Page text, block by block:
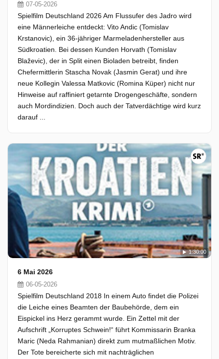
07-05-2026
Spielfilm Deutschland 2026 Am Flussufer des Jadro wird
eine Männerleiche entdeckt: Vito Andic (Tomislav
Krstanovic), ein 36-jähriger Marmeladenhersteller aus
Südkroatien. Bei dessen Kunden Horvath (Tomislav
Blaževic), der in Split einen Bioladen betreibt, finden
Chefermittlerin Stascha Novak (Jasmin Gerat) und ihre
neue Kollegin Valessa Matkovic (Romina Küper) nicht nur
Hinweise auf raffiniert getarnte Drogengeschäfte, sondern
auch Mordindizien. Doch auch der Tatverdächtige wird kurz
darauf ...
1:30:00
6 Mai 2026
06-05-2026
Spielfilm Deutschland 2018 In einem Auto findet die Polizei
die Leiche eines Beamten der Baubehörde, dem ein
Eispickel ins Herz gerammt wurde. Ein Zettel mit der
Aufschrift „Korruptes Schwein!“ führt Kommissarin Branka
Maric (Neda Rahmanian) direkt zum mutmaßlichen Motiv.
Der Tote bereicherte sich mit nachträglichen